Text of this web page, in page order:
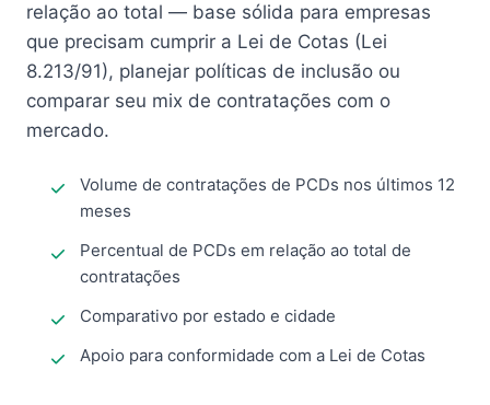
relação ao total — base sólida para empresas
que precisam cumprir a Lei de Cotas (Lei
8.213/91), planejar políticas de inclusão ou
comparar seu mix de contratações com o
mercado.
Volume de contratações de PCDs nos últimos 12
meses
Percentual de PCDs em relação ao total de
contratações
Comparativo por estado e cidade
Apoio para conformidade com a Lei de Cotas